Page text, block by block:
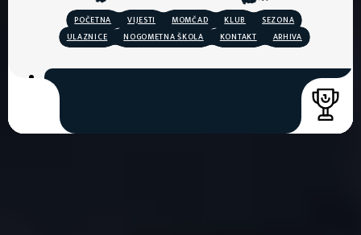
POČETNA VIJESTI MOMČAD KLUB
SEZONA
ULAZNICE
NOGOMETNA ŠKOLA KONTAKT ARHIVA